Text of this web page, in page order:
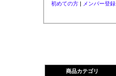
初めての方| メンバー登録
商品カテゴリ